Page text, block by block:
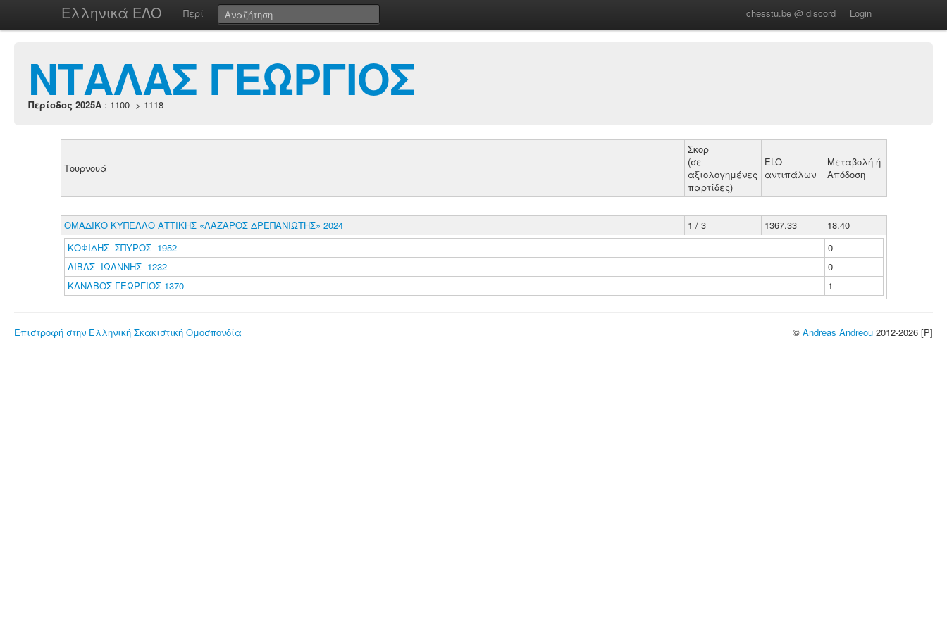
Ελληνικά ΕΛΟ Περί chesstu.be @ discord Login
ΝΤΑΛΑΣ ΓΕΩΡΓΙΟΣ
Περίοδος 2025A : 1100 -> 1118
Τουρνουά
Σκορ
(σε
αξιολογημένες
παρτίδες)
ELO
αντιπάλων
Μεταβολή ή
Απόδοση
ΟΜΑΔΙΚΟ ΚΥΠΕΛΛΟ ΑΤΤΙΚΗΣ «ΛΑΖΑΡΟΣ ΔΡΕΠΑΝΙΩΤΗΣ» 2024 1 / 3 1367.33
18.40
ΚΟΦΙΔΗΣ ΣΠΥΡΟΣ 1952
0
ΛΙΒΑΣ ΙΩΑΝΝΗΣ 1232
0
ΚΑΝΑΒΟΣ ΓΕΩΡΓΙΟΣ 1370
1
Επιστροφή στην Ελληνική Σκακιστική Ομοσπονδία © Andreas Andreou 2012-2026 [P]